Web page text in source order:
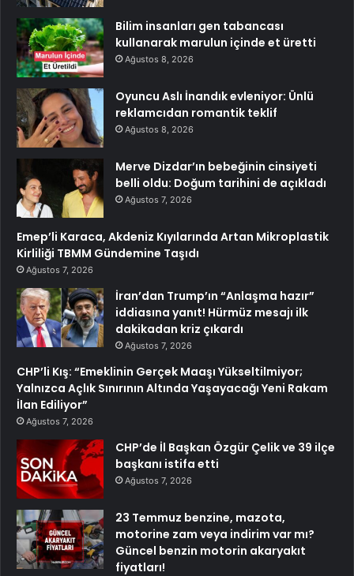
Bilim insanları gen tabancası
kullanarak marulun içinde et üretti
Ağustos 8, 2026
Oyuncu Aslı İnandık evleniyor: Ünlü
reklamcıdan romantik teklif
Ağustos 8, 2026
Merve Dizdar’ın bebeğinin cinsiyeti
belli oldu: Doğum tarihini de açıkladı
Ağustos 7, 2026
Emep’li Karaca, Akdeniz Kıyılarında Artan Mikroplastik
Kirliliği TBMM Gündemine Taşıdı
Ağustos 7, 2026
İran’dan Trump’ın “Anlaşma hazır”
iddiasına yanıt! Hürmüz mesajı ilk
dakikadan kriz çıkardı
Ağustos 7, 2026
CHP’li Kış: “Emeklinin Gerçek Maaşı Yükseltilmiyor;
Yalnızca Açlık Sınırının Altında Yaşayacağı Yeni Rakam
İlan Ediliyor”
Ağustos 7, 2026
CHP’de İl Başkan Özgür Çelik ve 39 ilçe
başkanı istifa etti
Ağustos 7, 2026
23 Temmuz benzine, mazota,
motorine zam veya indirim var mı?
Güncel benzin motorin akaryakıt
fiyatları!